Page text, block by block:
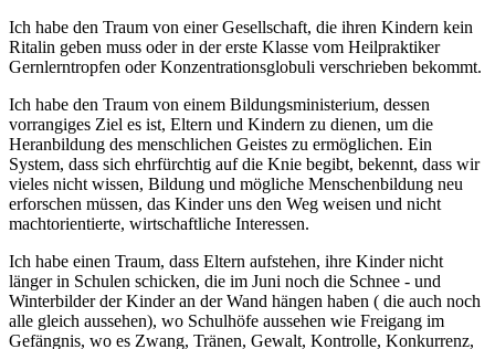
Ich habe den Traum von einer Gesellschaft, die ihren Kindern kein
Ritalin geben muss oder in der erste Klasse vom Heilpraktiker
Gernlerntropfen oder Konzentrationsglobuli verschrieben bekommt.
Ich habe den Traum von einem Bildungsministerium, dessen
vorrangiges Ziel es ist, Eltern und Kindern zu dienen, um die
Heranbildung des menschlichen Geistes zu ermöglichen. Ein
System, dass sich ehrfürchtig auf die Knie begibt, bekennt, dass wir
vieles nicht wissen, Bildung und mögliche Menschenbildung neu
erforschen müssen, das Kinder uns den Weg weisen und nicht
machtorientierte, wirtschaftliche Interessen.
Ich habe einen Traum, dass Eltern aufstehen, ihre Kinder nicht
länger in Schulen schicken, die im Juni noch die Schnee - und
Winterbilder der Kinder an der Wand hängen haben ( die auch noch
alle gleich aussehen), wo Schulhöfe aussehen wie Freigang im
Gefängnis, wo es Zwang, Tränen, Gewalt, Kontrolle, Konkurrenz,